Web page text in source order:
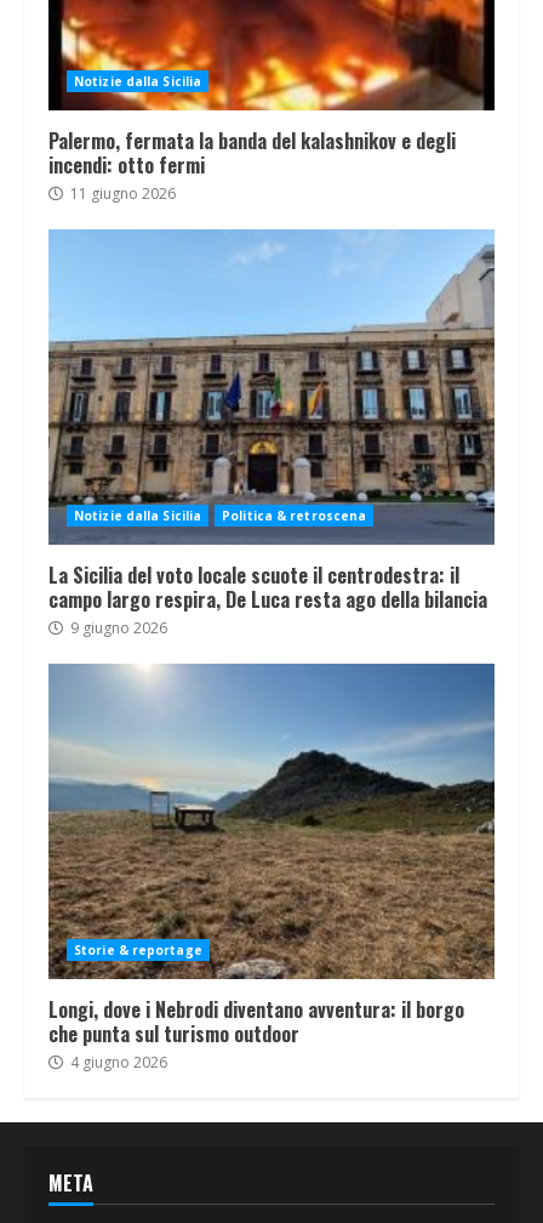
Notizie dalla Sicilia
Palermo, fermata la banda del kalashnikov e degli
incendi: otto fermi
11 giugno 2026
Notizie dalla Sicilia Politica & retroscena
La Sicilia del voto locale scuote il centrodestra: il
campo largo respira, De Luca resta ago della bilancia
9 giugno 2026
Storie & reportage
Longi, dove i Nebrodi diventano avventura: il borgo
che punta sul turismo outdoor
4 giugno 2026
META